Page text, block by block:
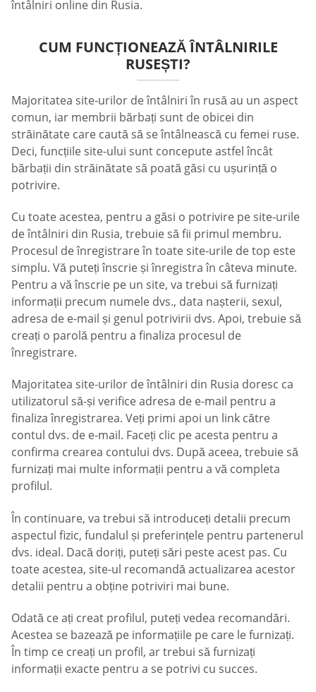
întâlniri online din Rusia.
CUM FUNCȚIONEAZĂ ÎNTÂLNIRILE
RUSEȘTI?
Majoritatea site-urilor de întâlniri în rusă au un aspect
comun, iar membrii bărbați sunt de obicei din
străinătate care caută să se întâlnească cu femei ruse.
Deci, funcțiile site-ului sunt concepute astfel încât
bărbații din străinătate să poată găsi cu ușurință o
potrivire.
Cu toate acestea, pentru a găsi o potrivire pe site-urile
de întâlniri din Rusia, trebuie să fii primul membru.
Procesul de înregistrare în toate site-urile de top este
simplu. Vă puteți înscrie și înregistra în câteva minute.
Pentru a vă înscrie pe un site, va trebui să furnizați
informații precum numele dvs., data nașterii, sexul,
adresa de e-mail și genul potrivirii dvs. Apoi, trebuie să
creați o parolă pentru a finaliza procesul de
înregistrare.
Majoritatea site-urilor de întâlniri din Rusia doresc ca
utilizatorul să-și verifice adresa de e-mail pentru a
finaliza înregistrarea. Veți primi apoi un link către
contul dvs. de e-mail. Faceți clic pe acesta pentru a
confirma crearea contului dvs. După aceea, trebuie să
furnizați mai multe informații pentru a vă completa
profilul.
În continuare, va trebui să introduceți detalii precum
aspectul fizic, fundalul și preferințele pentru partenerul
dvs. ideal. Dacă doriți, puteți sări peste acest pas. Cu
toate acestea, site-ul recomandă actualizarea acestor
detalii pentru a obține potriviri mai bune.
Odată ce ați creat profilul, puteți vedea recomandări.
Acestea se bazează pe informațiile pe care le furnizați.
În timp ce creați un profil, ar trebui să furnizați
informații exacte pentru a se potrivi cu succes.